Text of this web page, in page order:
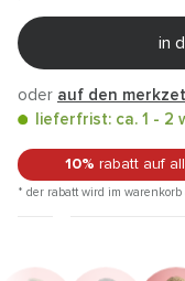
in
oder auf den
lieferfrist: ca. 1 - 2
10% rabatt auf
* der rabatt wird im warenkorb